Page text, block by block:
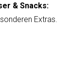
& Snacks:
Extras.